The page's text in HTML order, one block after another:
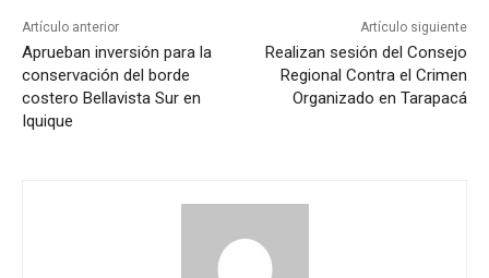
Artículo anterior
Aprueban inversión para la
conservación del borde
costero Bellavista Sur en
Iquique
Artículo siguiente
Realizan sesión del Consejo
Regional Contra el Crimen
Organizado en Tarapacá